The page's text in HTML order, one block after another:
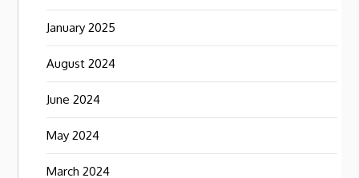
January 2025
August 2024
June 2024
May 2024
March 2024